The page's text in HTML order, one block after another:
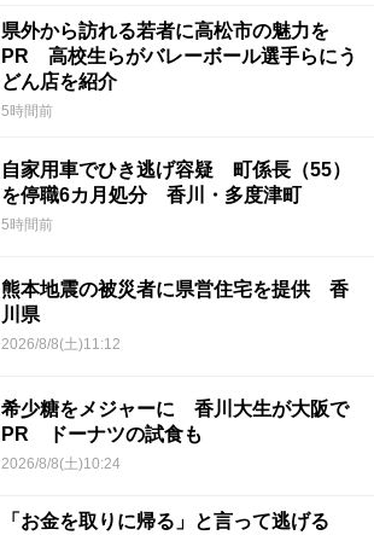
県外から訪れる若者に高松市の魅力を
PR 高校生らがバレーボール選手らにう
どん店を紹介
5時間前
自家用車でひき逃げ容疑 町係長（55）
を停職6カ月処分 香川・多度津町
5時間前
熊本地震の被災者に県営住宅を提供 香
川県
2026/8/8(土)11:12
希少糖をメジャーに 香川大生が大阪で
PR ドーナツの試食も
2026/8/8(土)10:24
「お金を取りに帰る」と言って逃げる